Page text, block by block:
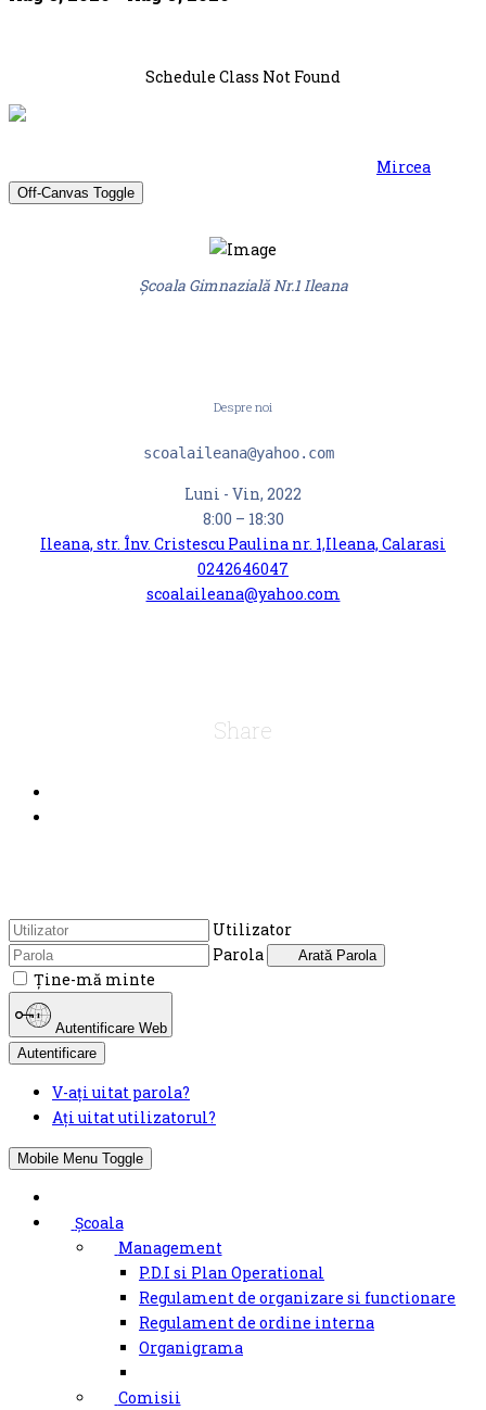
Schedule Class Not Found
Mircea
Off-Canvas Toggle
Școala Gimnazială Nr.1 Ileana
Despre noi
scoalaileana@yahoo.com
Luni - Vin, 2022
8:00 – 18:30
Ileana, str. Înv. Cristescu Paulina nr. 1,Ileana, Calarasi
0242646047
scoalaileana@yahoo.com
Share
Utilizator
Parola
Arată Parola
Ţine-mă minte
Autentificare Web
Autentificare
V-ați uitat parola?
Ați uitat utilizatorul?
Mobile Menu Toggle
Școala
Management
P.D.I si Plan Operational
Regulament de organizare si functionare
Regulament de ordine interna
Organigrama
Comisii